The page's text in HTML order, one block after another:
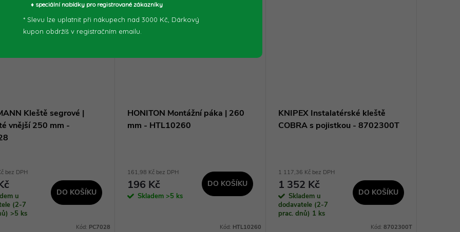
Kleště segrové |
vnější 250 mm -
bez DPH
u
(2-7
>5 ks
DO KOŠÍKU
Kód: PC7028
HONITON Montážní páka | 260
mm - HTL10260
161,98 Kč bez DPH
196 Kč
Skladem >5 ks
DO KOŠÍKU
Kód: HTL10260
KNIPEX Instalatérské kleště
COBRA s pojistkou - 8702300T
1 117,36 Kč bez DPH
1 352 Kč
Skladem u
dodavatele (2-7
prac. dnů) 1 ks
DO KOŠÍKU
Kód: 8702300T
♦ speciální nabídky pro registrované zákazníky
* Slevu lze uplatnit při nákupech nad 3000 Kč, Dárkový
kupon obdržíš v registračním emailu.